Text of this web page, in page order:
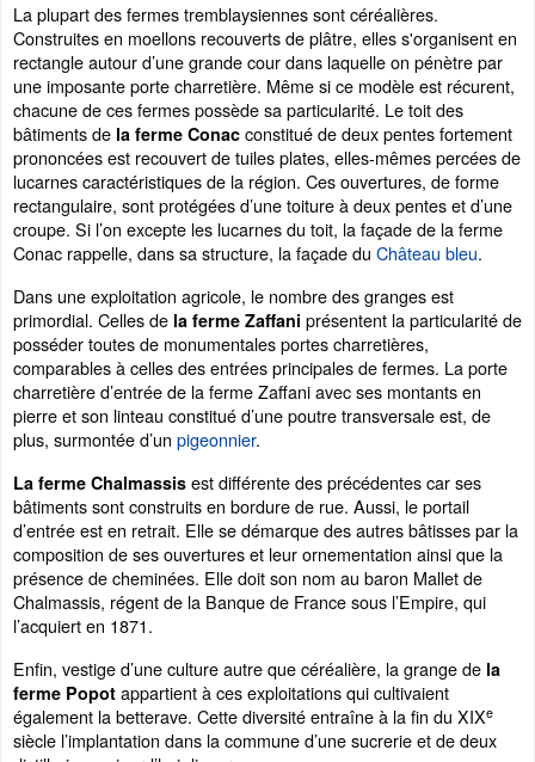
La plupart des fermes tremblaysiennes sont céréalières.
Construites en moellons recouverts de plâtre, elles s'organisent en
rectangle autour d’une grande cour dans laquelle on pénètre par
une imposante porte charretière. Même si ce modèle est récurent,
chacune de ces fermes possède sa particularité. Le toit des
bâtiments de la ferme Conac constitué de deux pentes fortement
prononcées est recouvert de tuiles plates, elles-mêmes percées de
lucarnes caractéristiques de la région. Ces ouvertures, de forme
rectangulaire, sont protégées d’une toiture à deux pentes et d’une
croupe. Si l’on excepte les lucarnes du toit, la façade de la ferme
Conac rappelle, dans sa structure, la façade du Château bleu.
Dans une exploitation agricole, le nombre des granges est
primordial. Celles de la ferme Zaffani présentent la particularité de
posséder toutes de monumentales portes charretières,
comparables à celles des entrées principales de fermes. La porte
charretière d’entrée de la ferme Zaffani avec ses montants en
pierre et son linteau constitué d’une poutre transversale est, de
plus, surmontée d’un pigeonnier.
La ferme Chalmassis est différente des précédentes car ses
bâtiments sont construits en bordure de rue. Aussi, le portail
d’entrée est en retrait. Elle se démarque des autres bâtisses par la
composition de ses ouvertures et leur ornementation ainsi que la
présence de cheminées. Elle doit son nom au baron Mallet de
Chalmassis, régent de la Banque de France sous l’Empire, qui
l’acquiert en 1871.
Enfin, vestige d’une culture autre que céréalière, la grange de la
ferme Popot appartient à ces exploitations qui cultivaient
également la betterave. Cette diversité entraîne à la fin du XIXe
siècle l’implantation dans la commune d’une sucrerie et de deux